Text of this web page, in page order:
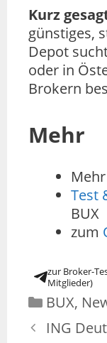
Kurz
günstiges,
Depot
oder in
Brokern
Mehr
Test
BUX
zum
zur Broker-
Mitglieder)
BUX,
ING